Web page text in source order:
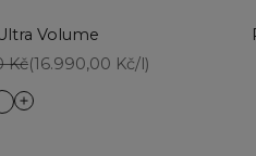
Přejít na položku 4
Volume
Kč(16.990,00 Kč/l)
Blackest Black